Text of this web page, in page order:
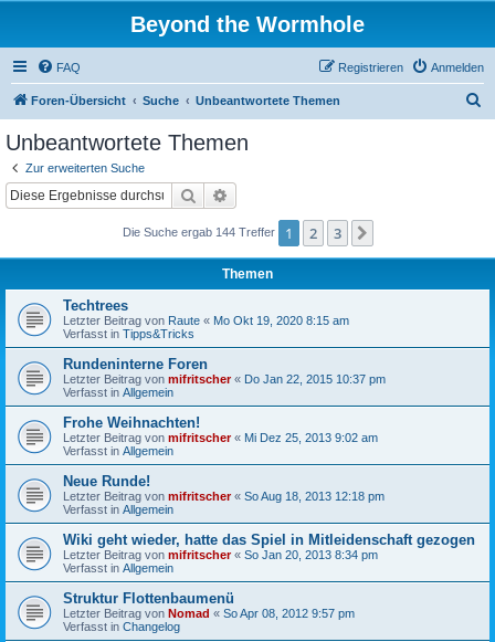
Beyond the Wormhole
FAQ Anmelden
Registrieren
Foren-Übersicht Suche Unbeantwortete Themen
Unbeantwortete Themen
Zur erweiterten Suche
Suche
Die Suche ergab 144 Treffer 1 2 3
Themen
Techtrees
Letzter Beitrag von Raute « Mo Okt 19, 2020 8:15 am
Verfasst in Tipps&Tricks
Rundeninterne Foren
Letzter Beitrag von mifritscher« Do Jan 22, 2015 10:37 pm
Verfasst in Allgemein
Frohe Weihnachten!
Letzter Beitrag von mifritscher« Mi Dez 25, 2013 9:02 am
Verfasst in Allgemein
Neue Runde!
Letzter Beitrag von mifritscher« So Aug 18, 2013 12:18 pm
Verfasst in Allgemein
Wiki geht wieder, hatte das Spiel in Mitleidenschaft gezogen
Letzter Beitrag von mifritscher« So Jan 20, 2013 8:34 pm
Verfasst in Allgemein
Struktur Flottenbaumenü
Letzter Beitrag von Nomad « So Apr 08, 2012 9:57 pm
Verfasst in Changelog